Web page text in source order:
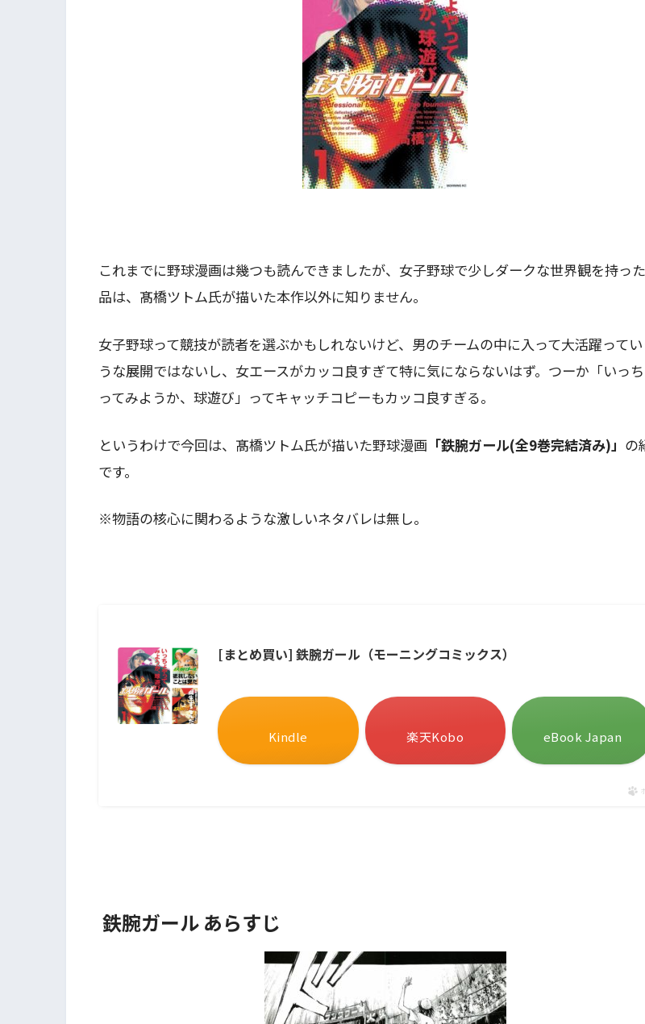
これまでに野球漫画は幾つも読んできましたが、女子野球で少しダークな世界観を持っ
品は、髙橋ツトム氏が描いた本作以外に知りません。
女子野球って競技が読者を選ぶかもしれないけど、男のチームの中に入って大活躍って
うな展開ではないし、女エースがカッコ良すぎて特に気にならないはず。つーか「いっ
ってみようか、球遊び」ってキャッチコピーもカッコ良すぎる。
というわけで今回は、髙橋ツトム氏が描いた野球漫画 「鉄腕ガール(全9巻完結済み)」 の
です。
※物語の核心に関わるような激しいネタバレは無し。
[まとめ買い] 鉄腕ガール（モーニングコミックス）
Kindle 楽天Kobo eBook Japan
鉄腕ガール あらすじ